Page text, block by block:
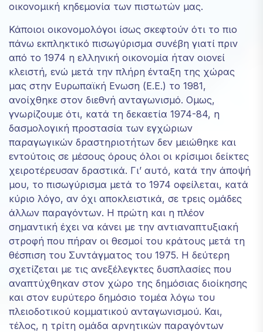
οικονομική κηδεμονία των πιστωτών μας.
Κάποιοι οικονομολόγοι ίσως σκεφτούν ότι το πιο
πάνω εκπληκτικό πισωγύρισμα συνέβη γιατί πριν
από το 1974 η ελληνική οικονομία ήταν οιονεί
κλειστή, ενώ μετά την πλήρη ένταξη της χώρας
μας στην Ευρωπαϊκή Ενωση (Ε.Ε.) το 1981,
ανοίχθηκε στον διεθνή ανταγωνισμό. Ομως,
γνωρίζουμε ότι, κατά τη δεκαετία 1974-84, η
δασμολογική προστασία των εγχώριων
παραγωγικών δραστηριοτήτων δεν μειώθηκε και
εντούτοις σε μέσους όρους όλοι οι κρίσιμοι δείκτες
χειροτέρευσαν δραστικά. Γι’ αυτό, κατά την άποψή
μου, το πισωγύρισμα μετά το 1974 οφείλεται, κατά
κύριο λόγο, αν όχι αποκλειστικά, σε τρεις ομάδες
άλλων παραγόντων. Η πρώτη και η πλέον
σημαντική έχει να κάνει με την αντιαναπτυξιακή
στροφή που πήραν οι θεσμοί του κράτους μετά τη
θέσπιση του Συντάγματος του 1975. Η δεύτερη
σχετίζεται με τις ανεξέλεγκτες δυσπλασίες που
αναπτύχθηκαν στον χώρο της δημόσιας διοίκησης
και στον ευρύτερο δημόσιο τομέα λόγω του
πλειοδοτικού κομματικού ανταγωνισμού. Και,
τέλος, η τρίτη ομάδα αρνητικών παραγόντων